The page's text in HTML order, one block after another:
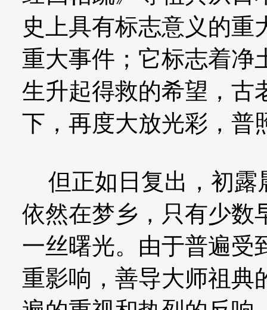
史上具有标志意义的重
重大事件；它标志着净
生升起得救的希望，古
下，再度大放光彩，普
但正如日复出，初露
依然在梦乡，只有少数
一丝曙光。由于普遍受
重影响，善导大师祖典